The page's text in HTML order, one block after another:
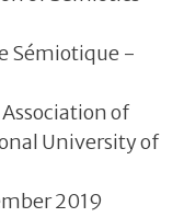
Sémiotique -
of
University of
2019